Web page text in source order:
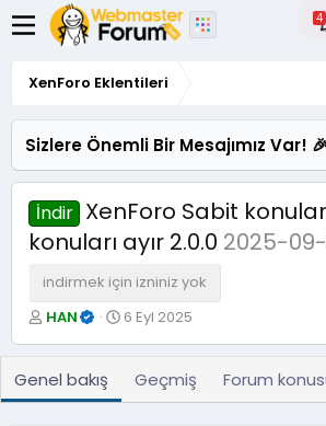
XenForo Eklentileri
Sizlere Önemli Bir Mesajımız Var! 🎉
İndir XenForo Sabit
konuları ayır 2.0.0 2025-
indirmek için izniniz yok
Y
a
r
HAN
O
6 Eyl 2025
Genel bakış Geçmiş Forum